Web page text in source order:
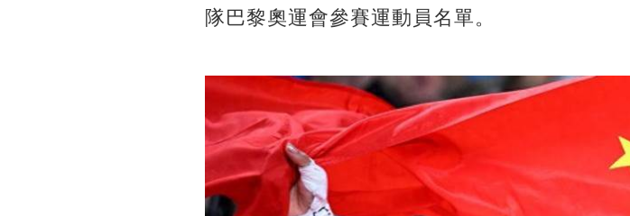
隊巴黎奧運會參賽運動員名單。